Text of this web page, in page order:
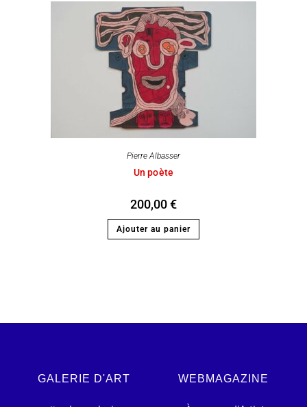
Pierre Albasser
Un poète
200,00€
Ajouter au panier
GALERIE D'ART WEBMAGAZINE